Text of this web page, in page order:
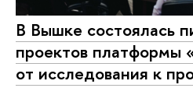
В Вышке состоялась
проектов платформы
от исследования к